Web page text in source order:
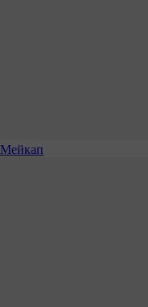
Мейкап